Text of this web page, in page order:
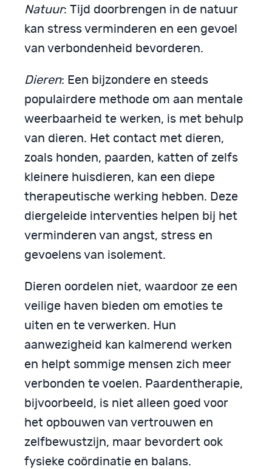
Natuur: Tijd doorbrengen in de natuur
kan stress verminderen en een gevoel
van verbondenheid bevorderen.
Dieren: Een bijzondere en steeds
populairdere methode om aan mentale
weerbaarheid te werken, is met behulp
van dieren. Het contact met dieren,
zoals honden, paarden, katten of zelfs
kleinere huisdieren, kan een diepe
therapeutische werking hebben. Deze
diergeleide interventies helpen bij het
verminderen van angst, stress en
gevoelens van isolement.
Dieren oordelen niet, waardoor ze een
veilige haven bieden om emoties te
uiten en te verwerken. Hun
aanwezigheid kan kalmerend werken
en helpt sommige mensen zich meer
verbonden te voelen. Paardentherapie,
bijvoorbeeld, is niet alleen goed voor
het opbouwen van vertrouwen en
zelfbewustzijn, maar bevordert ook
fysieke coördinatie en balans.